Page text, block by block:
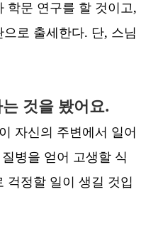
학문 연구를 할 것이고,
로 출세한다. 단, 스님
것을 봤어요.
자신의 주변에서 일어
병을 얻어 고생할 식
걱정할 일이 생길 것입